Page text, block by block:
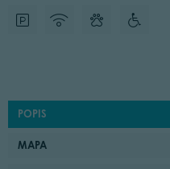
POPIS
MAPA